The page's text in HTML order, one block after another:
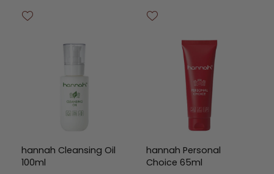
hannah Cleansing Oil
100ml
hannah Personal
Choice 65ml